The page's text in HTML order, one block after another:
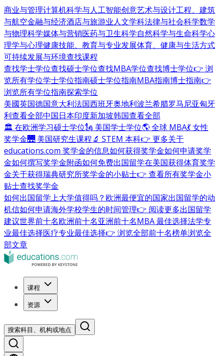
商业与管理计算机科学与人工智能创意艺术与设计工程、建筑
与航空金融与经济酒店与旅游业人文学科法律与社会科学数学
与物理科学媒体与营销医药与卫生科学自然科学与生命科学心
理学与心理健康技能、教育与专业发展体育、健康与生活方式
可持续发展与环境查找课程
查找学士学位查找硕士学位查找MBA学位查找博士学位👉 浏
览所有学位学士学位指南硕士学位指南MBA指南博士指南👉
浏览所有学位指南探索学位
美國英国德国意大利法国西班牙奥地利波兰希腊罗马尼亚匈牙
利查看全部中国日本印度新加坡韩国查看全部
🏛 在欧洲学习硕士学位🗽 美国学士学位🌎 全球 MBA💃 女性
奖学金🌉 美国研究生课程🔬 STEM 本科👉 更多关于
educations.com 奖学金的信息如何获得奖学金如何申请奖学
金如何撰写奖学金附函如何免费出国留学在美国获得体育奖学
金关于获得瑞典研究所奖学金的小贴士👉 查看所有奖学金小
贴士查找奖学金
如何出国留学上大学值得吗？ 欧洲最便宜的国家出国留学的动
机信如何申请海外学校学生的时间管理👉 阅读更多出国留学
建议世界前十名欧洲前十名亚洲前十名MBA 最佳选择法学专
业最佳选择医疗专业最佳选择👉 浏览全部前十名榜单浏览全
部文章
课程
资源
搜索科目、机构或地点